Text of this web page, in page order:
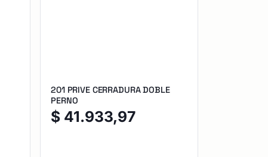
201 PRIVE CERRADURA DOBLE
PERNO
$ 41.933,97